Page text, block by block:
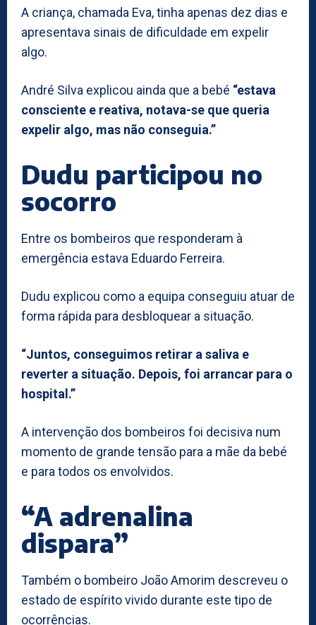
A criança, chamada Eva, tinha apenas dez dias e
apresentava sinais de dificuldade em expelir
algo.
André Silva explicou ainda que a bebé “estava
consciente e reativa, notava-se que queria
expelir algo, mas não conseguia.”
Dudu participou no
socorro
Entre os bombeiros que responderam à
emergência estava Eduardo Ferreira.
Dudu explicou como a equipa conseguiu atuar de
forma rápida para desbloquear a situação.
“Juntos, conseguimos retirar a saliva e
reverter a situação. Depois, foi arrancar para o
hospital.”
A intervenção dos bombeiros foi decisiva num
momento de grande tensão para a mãe da bebé
e para todos os envolvidos.
“A adrenalina
dispara”
Também o bombeiro João Amorim descreveu o
estado de espírito vivido durante este tipo de
ocorrências.